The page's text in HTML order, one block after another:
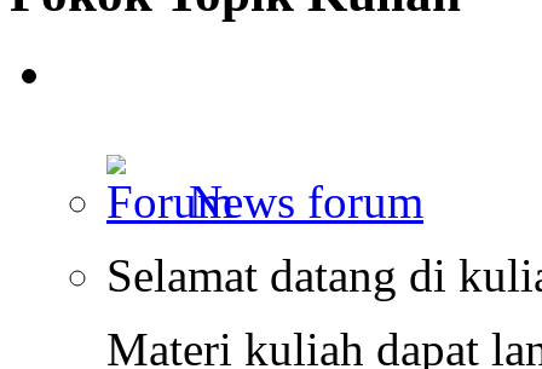
News forum
Selamat datang di
Materi kuliah dapat